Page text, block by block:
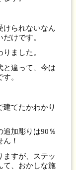
けられないなん
けです。
ました。
と違って、今は
。
建てたかわかり
追加彫りは90％
！
ますが、ステッ
て、おかしな施